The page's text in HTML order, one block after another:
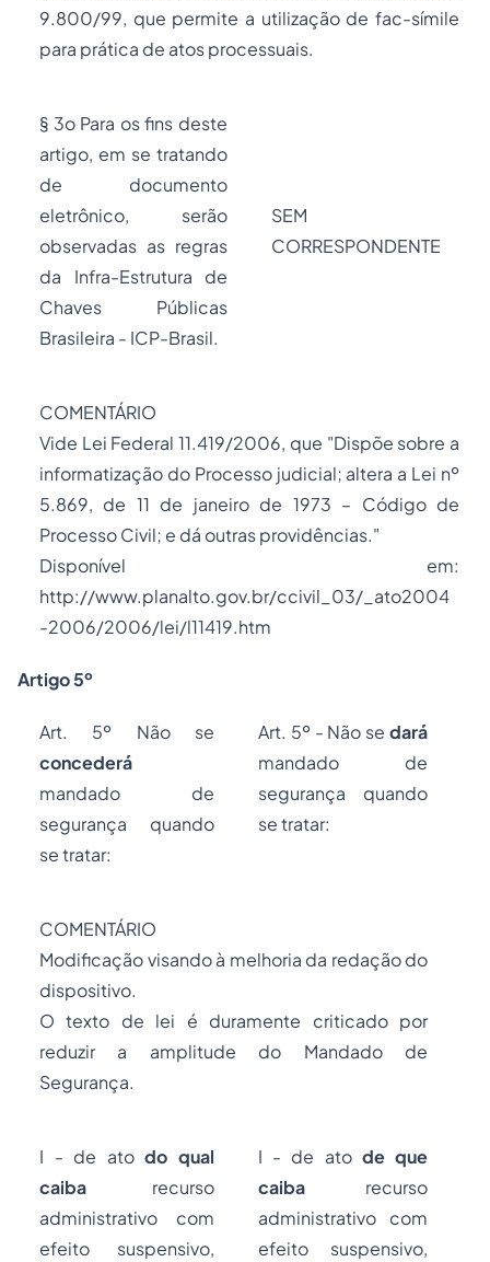
9.800/99, que permite a utilização de fac-símile
para prática de atos processuais.
§ 3o Para os fins deste
artigo, em se tratando
de documento
eletrônico, serão
observadas as regras
da Infra-Estrutura de
Chaves Públicas
Brasileira - ICP-Brasil.
SEM
CORRESPONDENTE
COMENTÁRIO
Vide Lei Federal 11.419/2006, que "Dispõe sobre a
informatização do Processojudicial; altera a Lei nº
5.869, de 11 de janeiro de 1973 – Código de
Processo Civil; e dá outras providências."
Disponível em:
http://www.planalto.gov.br/ccivil_03/_ato2004
-2006/2006/lei/l11419.htm
Artigo 5º
Art. 5º Não se
concederá
mandado de
segurança quando
se tratar:
Art. 5º - Não se dará
mandado de
segurança quando
se tratar:
COMENTÁRIO
Modificação visando à melhoria da redação do
dispositivo.
O texto de lei é duramente criticado por
reduzir a amplitude do Mandado de
Segurança.
I - de atodo qual
caiba recurso
administrativo com
efeito suspensivo,
I - de ato de que
caiba recurso
administrativo com
efeito suspensivo,